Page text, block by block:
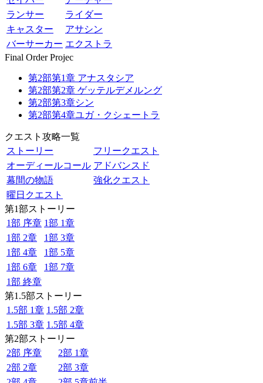
ランサー
ライダー
キャスター
アサシン
バーサーカー エクストラ
Final Order Projec
第2部第1章 アナスタシア
第2部第2章 ゲッテルデメルング
第2部第3章シン
第2部第4章ユガ・クシェートラ
クエスト攻略一覧
ストーリー
フリークエスト
オーディールコール アドバンスド
幕間の物語
強化クエスト
曜日クエスト
第1部ストーリー
1部 序章 1部 1章
1部 2章
1部 3章
1部 4章
1部 5章
1部 6章
1部 7章
1部 終章
第1.5部ストーリー
1.5部 1章 1.5部 2章
1.5部 3章 1.5部 4章
第2部ストーリー
2部 序章
2部 1章
2部 2章
2部 3章